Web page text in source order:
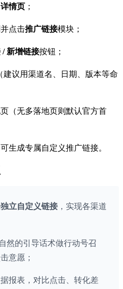
情页 ；
点击推广链接模块；
/ 新增链接按钮；
（建议用渠道名、日期、版本等命
（无多落地页则默认官方首
生成专属自定义推广链接。
立自定义链接 ，实现各渠道
然的引导话术做行动号召
意愿；
报表，对比点击、转化差